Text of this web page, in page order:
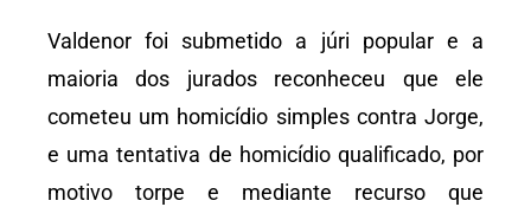
Valdenor foi submetido a júri popular e a
maioria dos jurados reconheceu que ele
cometeu um homicídio simples contra Jorge,
e uma tentativa de homicídio qualificado, por
motivo torpe e mediante recurso que